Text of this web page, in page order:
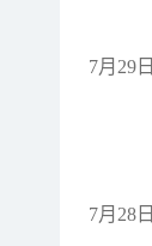
7月29日
7月28日